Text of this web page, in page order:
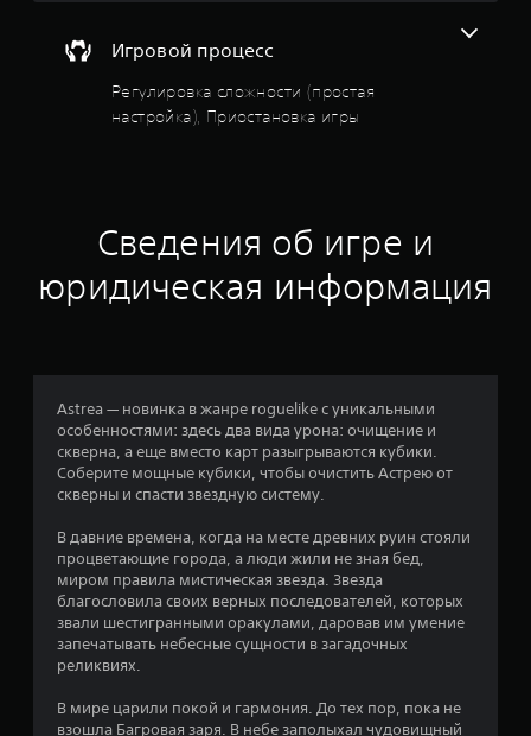
з
д
о
с
н
в
н
Игровой процесс
Регулировка сложности (простая
настройка), Приостановка игры
т
о
л
ь
и
г
р
е
е
т
и
)
.
Сведения об игре и
юридическая информация
Astrea — новинка в жанре roguelike c уникальными
особенностями: здесь два вида урона: очищение и
скверна, а еще вместо карт разыгрываются кубики.
Соберите мощные кубики, чтобы очистить Астрею от
скверны и спасти звездную систему.
В давние времена, когда на месте древних руин стояли
процветающие города, а люди жили не зная бед,
миром правила мистическая звезда. Звезда
благословила своих верных последователей, которых
звали шестигранными оракулами, даровав им умение
запечатывать небесные сущности в загадочных
реликвиях.
В мире царили покой и гармония. До тех пор, пока не
взошла Багровая заря. В небе заполыхал чудовищный